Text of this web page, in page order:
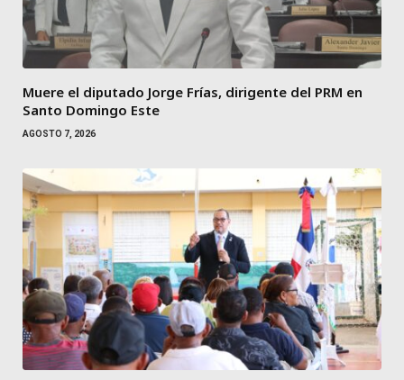
Muere el diputado Jorge Frías, dirigente del PRM en
Santo Domingo Este
AGOSTO 7, 2026